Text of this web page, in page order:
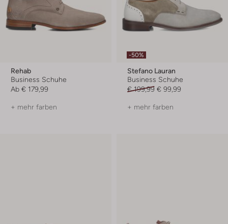
Rehab
Business Schuhe
Ab € 179,99
+ mehr farben
-50%
Stefano Lauran
Business Schuhe
€ 199,99 € 99,99
+ mehr farben